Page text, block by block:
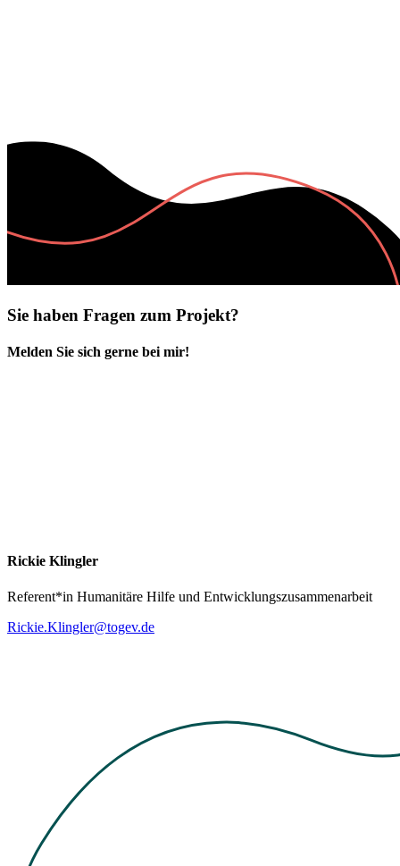
Sie haben Fragen zum Projekt?
Melden Sie sich gerne bei mir!
Rickie Klingler
Referent*in Humanitäre Hilfe und Entwicklungszusammenarbeit
Rickie.Klingler@togev.de